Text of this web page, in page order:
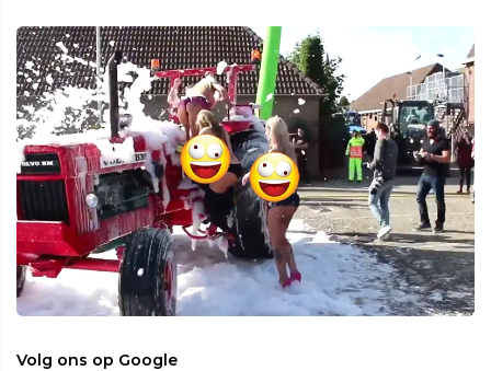
Volg ons op Google